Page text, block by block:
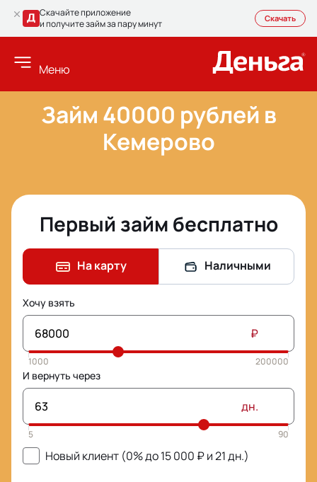
Скачайте приложение
и получите займ за пару минут
Скачать
Меню
Займ 40000 рублей в
Кемерово
Первый займ бесплатно
На карту Наличными
Хочу взять
₽
И вернуть через
дн.
Новый клиент (0% до15 000 ₽ и21дн.)